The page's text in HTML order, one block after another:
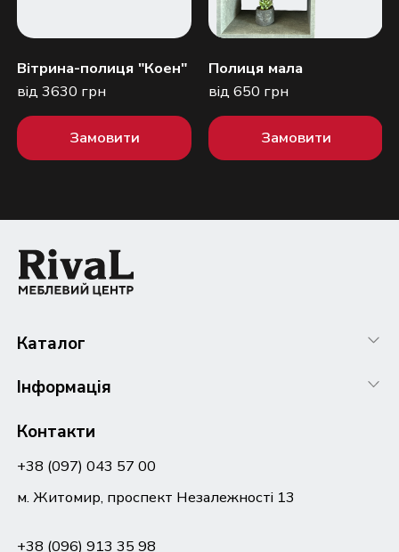
Вітрина-полиця "Коен"
від 3630 грн
Замовити
Полиця мала
від 650 грн
Замовити
Каталог
Інформація
Контакти
+38 (097) 043 57 00
м. Житомир, проспект Незалежності 13
+38 (096) 913 35 98